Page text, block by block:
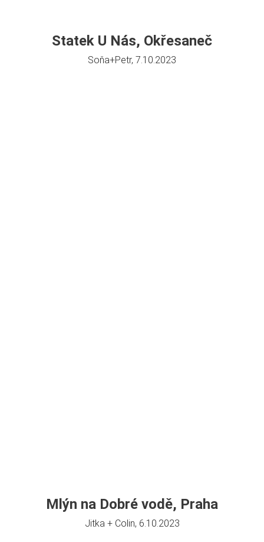
Statek U Nás, Okřesaneč
Soňa+Petr, 7.10.2023
Mlýn na Dobré vodě, Praha
Jitka + Colin, 6.10.2023